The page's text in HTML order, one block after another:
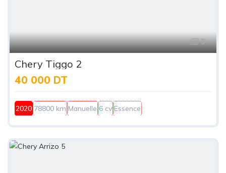
5
Chery Tiggo 2
40 000 DT
2020 78800 km Manuelle 6 cv Essence